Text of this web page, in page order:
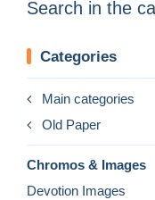
Search in the
Categories
Main categories
Old Paper
Chromos & Images
Devotion Images